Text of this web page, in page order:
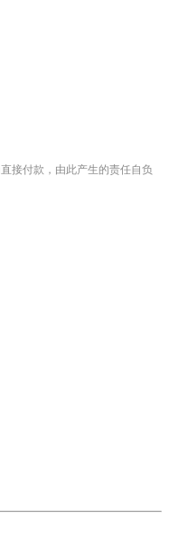
接付款，由此产生的责任自负